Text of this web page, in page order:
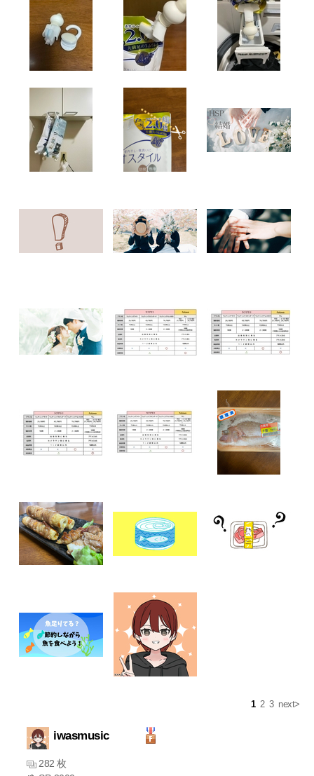
1 2 3 next>
iwasmusic
282 枚